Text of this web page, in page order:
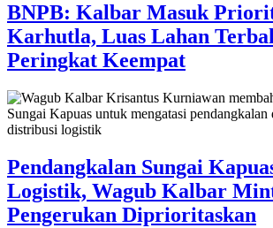
BNPB: Kalbar Masuk
Karhutla, Luas Lahan
Peringkat Keempat
Pendangkalan Sungai
Logistik, Wagub Kalbar
Pengerukan Diprioritaskan